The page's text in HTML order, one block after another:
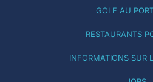
GOLF AU
RESTAURANTS
INFORMATIONS SUR